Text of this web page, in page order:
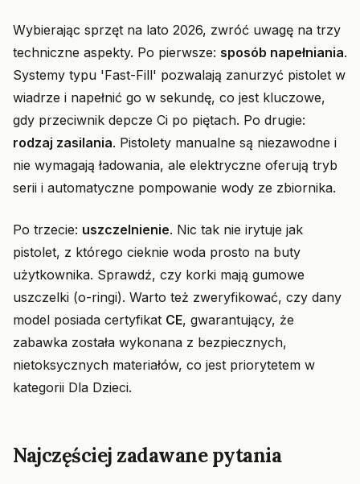
Wybierając sprzęt na lato 2026, zwróć uwagę na trzy
techniczne aspekty. Po pierwsze: sposób napełniania.
Systemy typu 'Fast-Fill' pozwalają zanurzyć pistolet w
wiadrze i napełnić go w sekundę, co jest kluczowe,
gdy przeciwnik depcze Ci po piętach. Po drugie:
rodzaj zasilania. Pistolety manualne są niezawodne i
nie wymagają ładowania, ale elektryczne oferują tryb
serii i automatyczne pompowanie wody ze zbiornika.
Po trzecie: uszczelnienie. Nic tak nie irytuje jak
pistolet, z którego cieknie woda prosto na buty
użytkownika. Sprawdź, czy korki mają gumowe
uszczelki (o-ringi). Warto też zweryfikować, czy dany
model posiada certyfikat CE, gwarantujący, że
zabawka została wykonana z bezpiecznych,
nietoksycznych materiałów, co jest priorytetem w
kategorii Dla Dzieci.
Najczęściej zadawane pytania